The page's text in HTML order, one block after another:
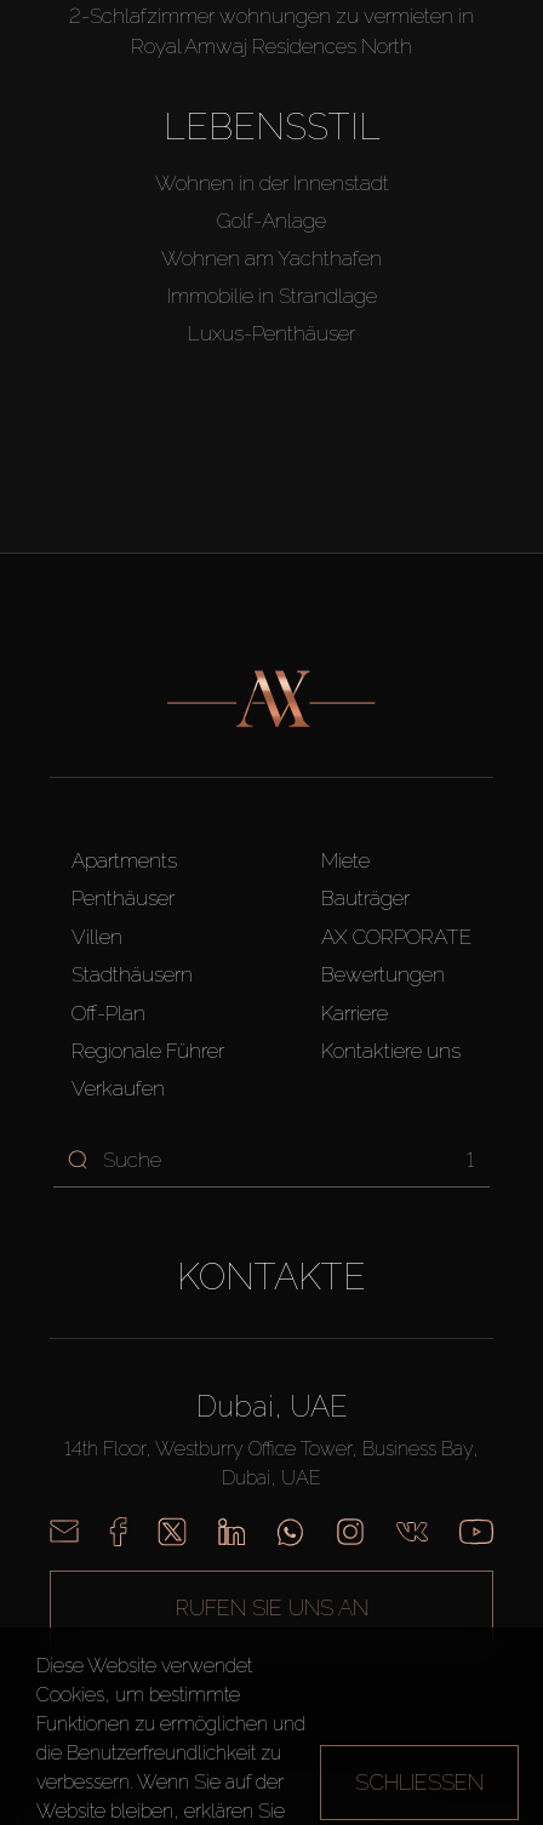
2-Schlafzimmer wohnungen zu vermieten in
Royal Amwaj Residences North
LEBENSSTIL
Wohnen in der Innenstadt
Golf-Anlage
Wohnen am Yachthafen
Immobilie in Strandlage
Luxus-Penthäuser
Apartments
Penthäuser
Villen
Stadthäusern
Off-Plan
Regionale Führer
Verkaufen
Miete
Bauträger
AX CORPORATE
Bewertungen
Karriere
Kontaktiere uns
1
KONTAKTE
Dubai, UAE
14th Floor, Westburry Office Tower, Business Bay,
Dubai, UAE
RUFEN SIE UNS AN
AX CAPITAL ©2026 Alle Rechte vorbehalten
Diese Website verwendet
Cookies, um bestimmte
Funktionen zu ermöglichen und
die Benutzerfreundlichkeit zu
verbessern. Wenn Sie auf der
Website bleiben, erklären Sie
SCHLIESSEN